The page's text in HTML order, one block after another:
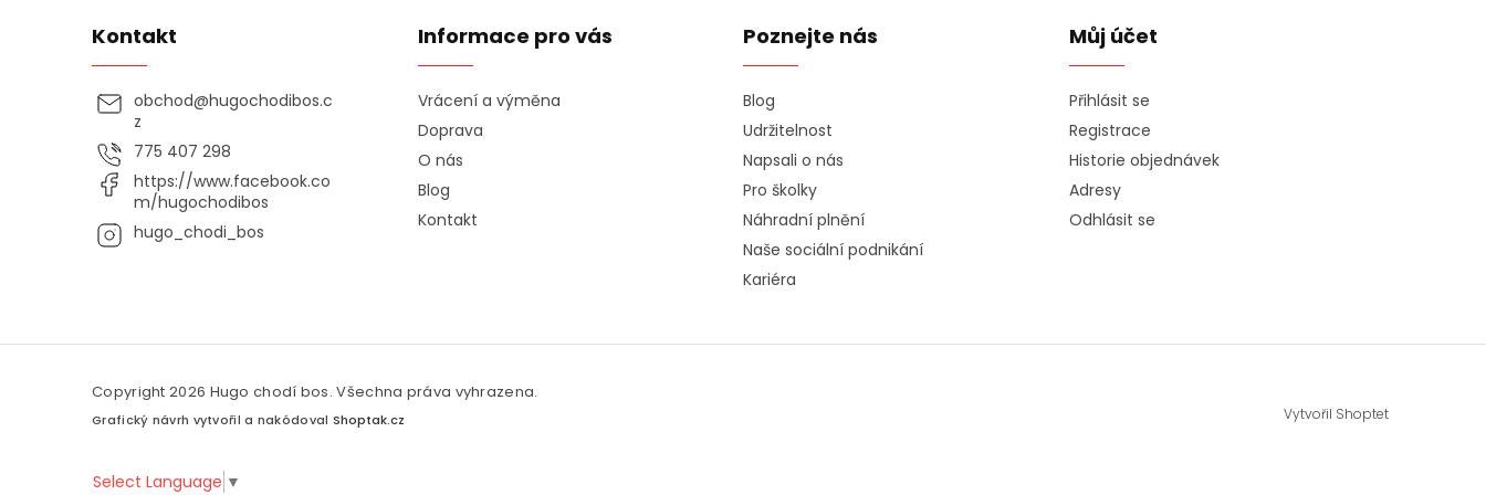
Kontakt
obchod@hugochodibos.c
z
775 407 298
https://www.facebook.co
m/hugochodibos
hugo_chodi_bos
Informace pro vás
Vrácení a výměna
Doprava
O nás
Blog
Kontakt
Poznejte nás
Blog
Udržitelnost
Napsali o nás
Pro školky
Náhradní plnění
Naše sociální podnikání
Kariéra
Můj účet
Přihlásit se
Registrace
Historie objednávek
Adresy
Odhlásit se
Vytvořil Shoptet
Copyright 2026 Hugo chodí bos. Všechna práva vyhrazena.
Grafický návrh vytvořil a nakódoval Shoptak.cz
Select Language ▼